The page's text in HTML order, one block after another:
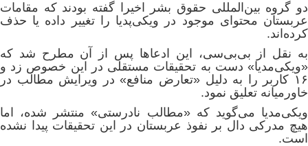
دو گروه بین‌المللی حقوق بشر اخیرا گفته بودند که مقامات
عربستان محتوای موجود در ویکی‌پدیا را تغییر داده یا حذف
کرده‌اند.
به نقل از بی‌بی‌سی، این ادعاها پس از آن مطرح شد که
«ویکی‌مدیا» دست به تحقیقات مستقلی در این خصوص زد و
۱۶ کاربر را به دلیل «تعارض منافع» در ویرایش مطالب در
خاورمیانه تعلیق نمود.
ویکی‌مدیا می‌گوید که «مطالب نادرستی‌» منتشر شده، اما
هیچ مدرکی دال بر نفوذ عربستان در این تحقیقات پیدا نشده
است.